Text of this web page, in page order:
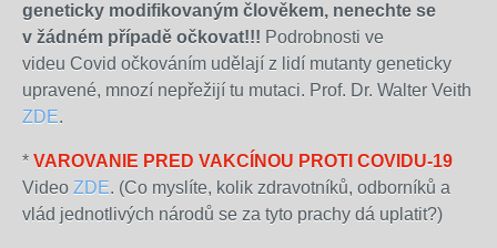
geneticky modifikovaným člověkem, nenechte se
v žádném případě očkovat!!! Podrobnosti ve
videu Covid očkováním udělají z lidí mutanty geneticky
upravené, mnozí nepřežijí tu mutaci. Prof. Dr. Walter Veith
ZDE.
* VAROVANIE PRED VAKCÍNOU PROTI COVIDU-19
Video ZDE. (Co myslíte, kolik zdravotníků, odborníků a
vlád jednotlivých národů se za tyto prachy dá uplatit?)